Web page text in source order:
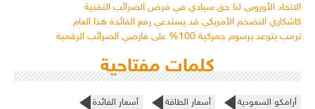
الاتحاد الأوروبي لنا حق سيادي في فرض الضرائب التقنية
كاشكاري التضخم الأمريكي قد يستدعي رفع الفائدة هذا العام
ترمب يتوعد برسوم جمركية 100% على فارضي الضرائب الرقمية
كلمات مفتاحية
أرامكو السعودية أسعار الطاقة
أسعار الفائدة